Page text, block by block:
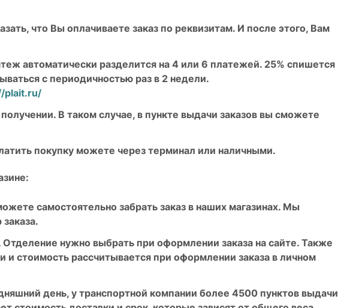
что Вы оплачиваете заказ по реквизитам. И после этого, Вам
автоматически разделится на 4 или 6 платежей. 25% спишется
с периодичностью раз в 2 недели.
plait.ru/
В таком случае, в пункте выдачи заказов вы сможете
покупку можете через терминал или наличными.
самостоятельно забрать заказ в наших магазинах. Мы
нужно выбрать при оформлении заказа на сайте. Также
и стоимость рассчитывается при оформлении заказа в личном
день, у транспортной компании более 4500 пунктов выдачи